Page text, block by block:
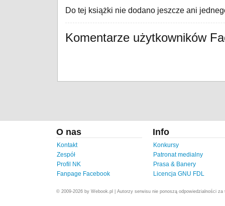
Do tej książki nie dodano jeszcze ani
Komentarze użytkowników
O nas
Kontakt
Zespół
Profil NK
Fanpage Facebook
Info
Konkursy
Patronat medialny
Prasa & Banery
Licencja GNU FDL
© 2009-2026 by Webook.pl | Autorzy serwisu nie ponoszą odpowiedzialności